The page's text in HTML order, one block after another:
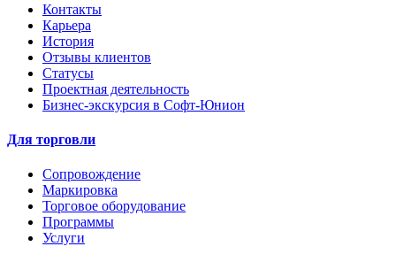
Контакты
Карьера
История
Отзывы клиентов
Статусы
Проектная деятельность
Бизнес-экскурсия в Софт-Юнион
Для торговли
Сопровождение
Маркировка
Торговое оборудование
Программы
Услуги